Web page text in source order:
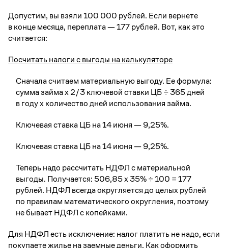
Допустим, вы взяли 100 000 рублей. Если вернете
в конце месяца, переплата — 177 рублей. Вот, как это
считается:
Посчитать налоги с выгоды на калькуляторе
Сначала считаем материальную выгоду. Ее формула:
сумма займа x 2/3 ключевой ставки ЦБ ÷ 365 дней
в году x количество дней использования займа.
Ключевая ставка ЦБ на 14 июня — 9,25%.
Ключевая ставка ЦБ на 14 июня — 9,25%.
Теперь надо рассчитать НДФЛ с материальной
выгоды. Получается: 506,85 x 35% ÷ 100 = 177
рублей. НДФЛ всегда округляется до целых рублей
по правилам математического округления, поэтому
не бывает НДФЛ с копейками.
Для НДФЛ есть исключение: налог платить не надо, если
покупаете жилье на заемные деньги. Как оформить